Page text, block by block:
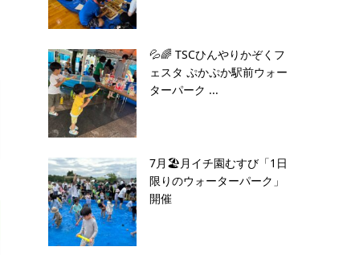
💦🌈 TSCひんやりかぞくフ
ェスタ ぷかぷか駅前ウォー
ターパーク ...
7月🏖️月イチ園むすび「1日
限りのウォーターパーク」
開催